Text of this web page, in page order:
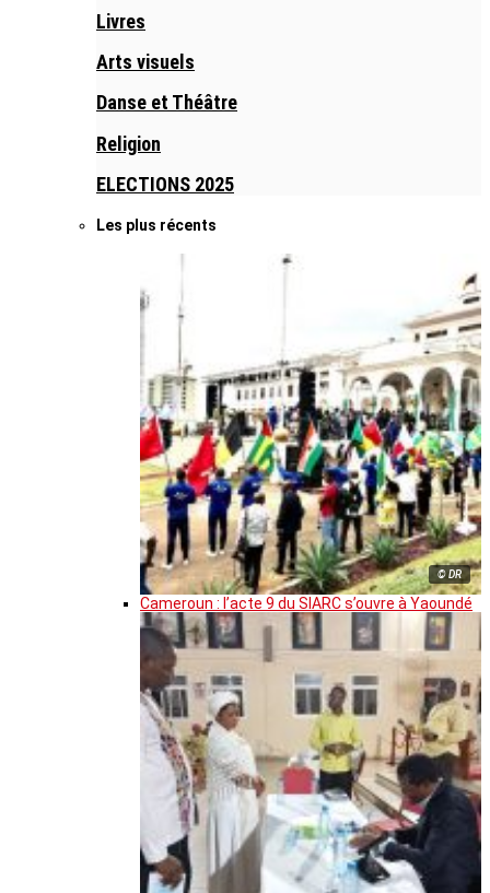
Livres
Arts visuels
Danse et Théâtre
Religion
ELECTIONS 2025
Les plus récents
© DR
Cameroun : l’acte 9 du SIARC s’ouvre à Yaoundé